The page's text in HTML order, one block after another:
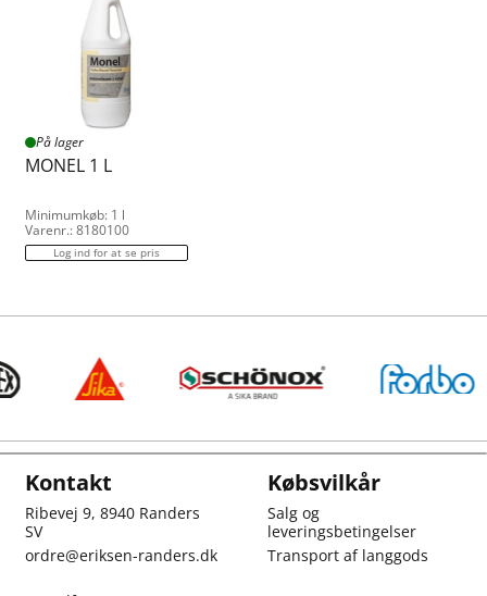
På lager
MONEL 1 L
Minimumkøb: 1 l
Varenr.: 8180100
Log ind for at se pris
Kontakt
Ribevej 9, 8940 Randers
SV
ordre@eriksen-randers.dk
Købsvilkår
Salg og
leveringsbetingelser
Transport af langgods